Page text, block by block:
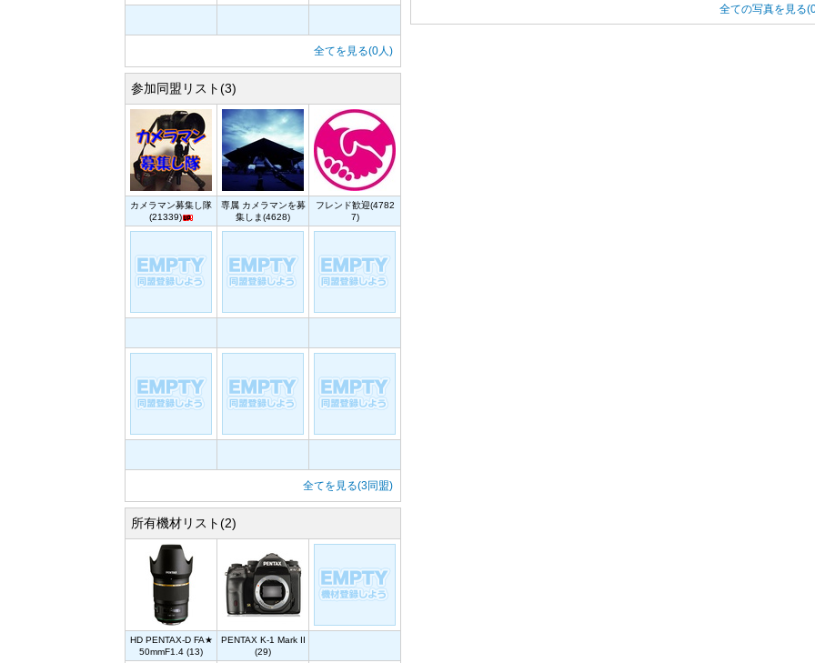
全てを見る(0人)
参加同盟リスト(3)
カメラマン募集し隊
(21339)
専属 カメラマンを募
集しま(4628)
フレンド歓迎(4782
7)
全てを見る(3同盟)
所有機材リスト(2)
HD PENTAX-D FA★
50mmF1.4 (13)
PENTAX K-1 Mark II
(29)
全ての写真を見る